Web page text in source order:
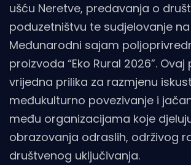
ušću Neretve, predavanja o
poduzetništvu te sudjelovanje na
Međunarodni sajam
proizvoda “Eko Rural 2026”.
vrijedna prilika za razmjenu
međukulturno povezivanje i
među organizacijama koje
obrazovanja odraslih, održivog
društvenog uključivanja.